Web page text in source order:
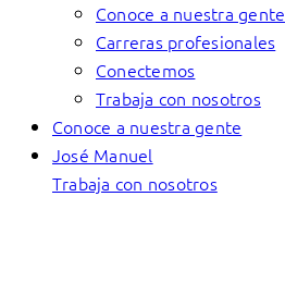
Conoce a nuestra gente
Carreras profesionales
Conectemos
Trabaja con nosotros
Conoce a nuestra gente
José Manuel
Trabaja con nosotros